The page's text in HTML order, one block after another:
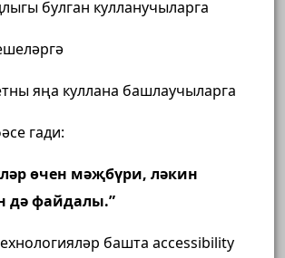
булган кулланучыларга
яңа куллана башлаучыларга
гади:
өчен мәҗбүри, ләкин
дә файдалы.”
башта accessibility